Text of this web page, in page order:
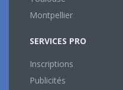
Montpellier
SERVICES PRO
Inscriptions
Publicités